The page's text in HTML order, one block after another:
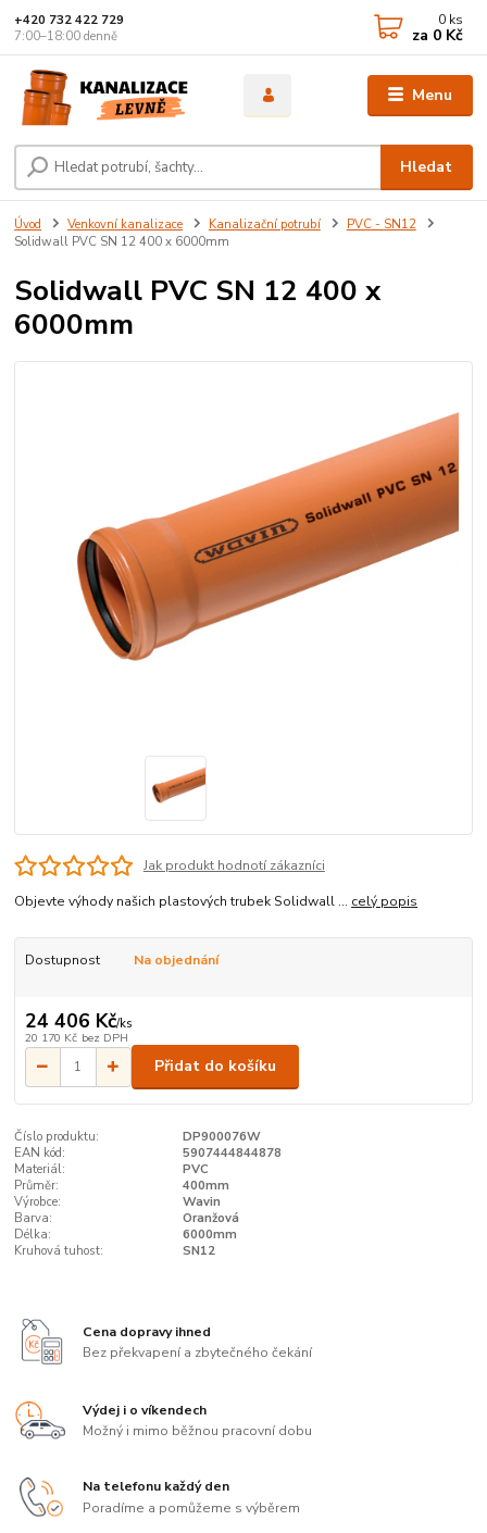
Menu
Hledat
+420 732 422 729
7:00–18:00 denně
0 ks
za 0 Kč
Úvod Venkovní kanalizace Kanalizační potrubí
PVC - SN12
Solidwall PVC SN 12 400 x 6000mm
Solidwall PVC SN 12 400 x
6000mm
Jak produkt hodnotí zákazníci
Objevte výhody našich plastových trubek Solidwall ... celý popis
Dostupnost Na objednání
24 406 Kč/ks
20 170 Kč bez DPH
Přidat do košíku
Číslo produktu:
DP900076W
EAN kód:
5907444844878
Materiál:
PVC
Průměr:
400mm
Výrobce:
Wavin
Barva:
Oranžová
Délka:
6000mm
Kruhová tuhost:
SN12
Cena dopravy ihned
Bez překvapení a zbytečného čekání
Výdej i o víkendech
Možný i mimo běžnou pracovní dobu
Na telefonu každý den
Poradíme a pomůžeme s výběrem